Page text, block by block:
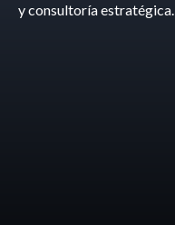
y consultoría estratégica.